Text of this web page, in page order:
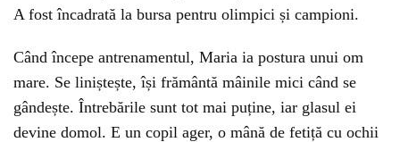
A fost încadrată la bursa pentru olimpici și campioni.
Când începe antrenamentul, Maria ia postura unui om
mare. Se liniștește, își frământă mâinile mici când se
gândește. Întrebările sunt tot mai puține, iar glasul ei
devine domol. E un copil ager, o mână de fetiță cu ochii